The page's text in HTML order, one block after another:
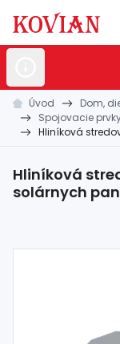
Nerezové
Hliníkové
Kované
Zábradlia a madlá
materiál
Úvod Dom,
Spojovacie
Hliníková
Hliníková
solárnych